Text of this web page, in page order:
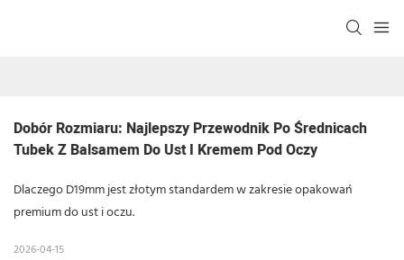
Dobór Rozmiaru: Najlepszy Przewodnik Po Średnicach
Tubek Z Balsamem Do Ust I Kremem Pod Oczy
Dlaczego D19mm jest złotym standardem w zakresie opakowań
premium do ust i oczu.
2026-04-15